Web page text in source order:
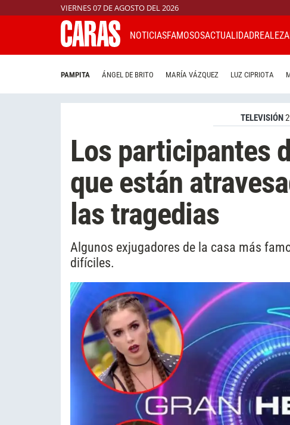
VIERNES 07 DE AGOSTO DEL 2026
NOTICIASFAMOSOSACTUALIDADREALEZA
PAMPITA ÁNGEL DE BRITO MARÍA VÁZQUEZ LUZ CIPRIOTA
TELEVISIÓN
Los participantes
que están
las tragedias
Algunos exjugadores de la casa más
difíciles.